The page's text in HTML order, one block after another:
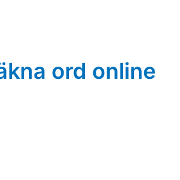
ord online